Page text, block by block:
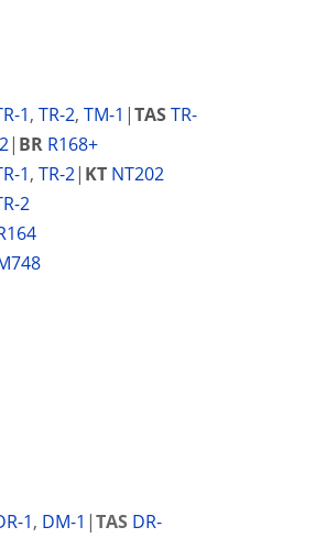
1, TR-2, TM-1 |TASTR-
| BR R168+
1, TR-2| KT NT202
2
1, DM-1 |TAS DR-